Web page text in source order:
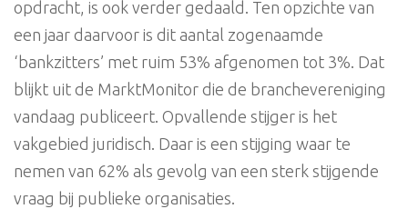
opdracht, is ook verder gedaald. Ten opzichte van
een jaar daarvoor is dit aantal zogenaamde
‘bankzitters’ met ruim 53% afgenomen tot 3%. Dat
blijkt uit de MarktMonitor die de branchevereniging
vandaag publiceert. Opvallende stijger is het
vakgebied juridisch. Daar is een stijging waar te
nemen van 62% als gevolg van een sterk stijgende
vraag bij publieke organisaties.